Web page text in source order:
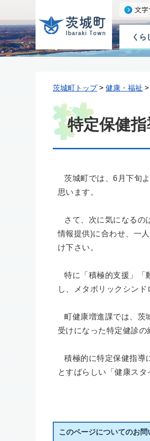
くら
茨城町トップ> 健康・福祉 >
特定保健
茨城町では、6月下旬
思います。
さて、次に気になるの
情報提供)に合わせ、一
け下さい。
特に「積極的支援」「
し、メタボリックシンド
町健康増進課では、茨
受けになった特定健診の
積極的に特定保健指導
とすばらしい「健康スタ
このページについてのお問